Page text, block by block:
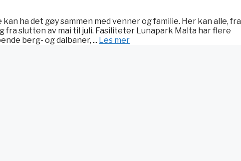
ha det gøy sammen med venner og familie. Her kan alle, fra
fra slutten av mai til juli. Fasiliteter Lunapark Malta har flere
berg- og dalbaner, ... Les mer